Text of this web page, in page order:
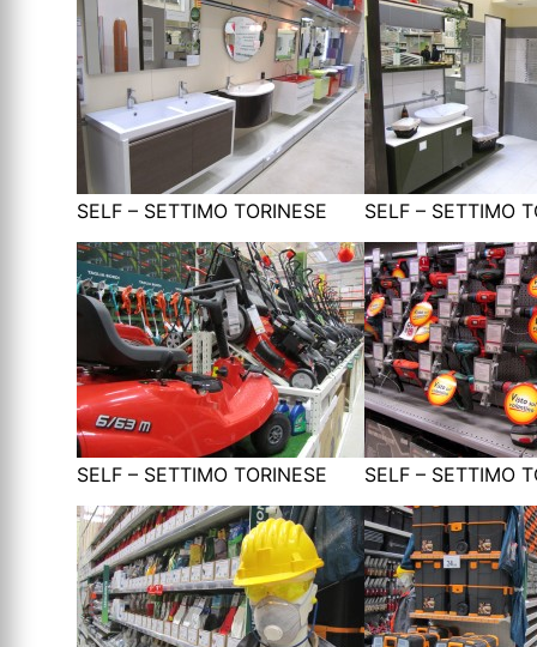
SELF – SETTIMO TORINESE SELF – SETTIMO
SELF – SETTIMO TORINESE SELF – SETTIMO